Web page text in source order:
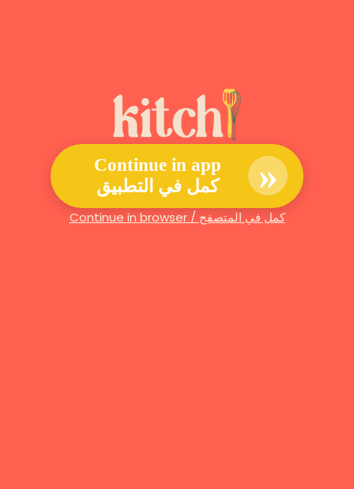
Continue in app
كمل في التطبيق
»
Continue in browser / كمل في المتصفح